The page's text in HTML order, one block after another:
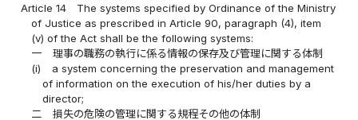
Article 14
The systems specified by Ordinance of the Ministry
of Justice as prescribed in Article 90, paragraph (4), item
(v) of the Act shall be the following systems:
一
理事の職務の執行に係る情報の保存及び管理に関する体制
(i)
a system concerning the preservation and management
of information on the execution of his/her duties by a
director;
二
損失の危険の管理に関する規程その他の体制